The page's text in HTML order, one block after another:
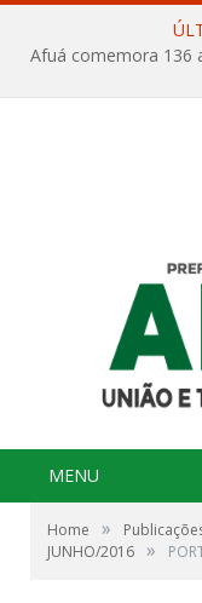
MENU
Home »
JUNHO/2016 »